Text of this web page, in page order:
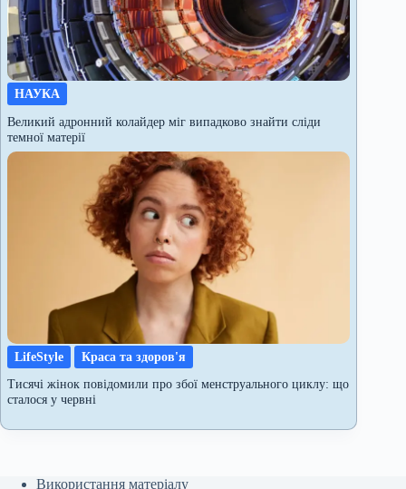
НАУКА
Великий адронний колайдер міг випадково знайти сліди
темної матерії
LifeStyle
Краса та здоров'я
Тисячі жінок повідомили про збої менструального циклу: що
сталося у червні
Використання матеріалу